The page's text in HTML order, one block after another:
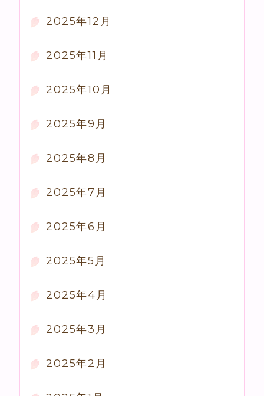
2025年12月
2025年11月
2025年10月
2025年9月
2025年8月
2025年7月
2025年6月
2025年5月
2025年4月
2025年3月
2025年2月